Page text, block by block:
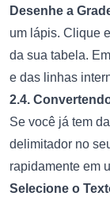
Desenhe a
um lápis. Clique
da sua tabela.
e das linhas
2.4.
Se você já tem
delimitador no
rapidamente em
Selecione o